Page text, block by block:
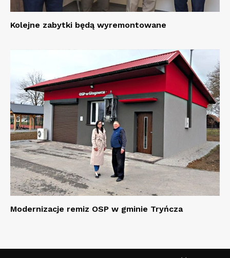
Kolejne zabytki będą wyremontowane
Modernizacje remiz OSP w gminie Tryńcza